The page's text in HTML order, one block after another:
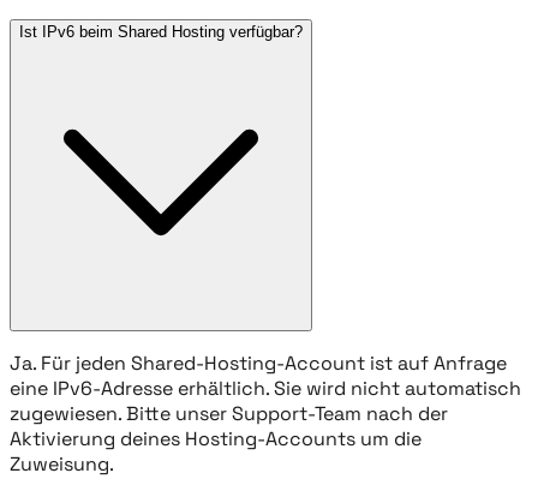
Ist IPv6 beim Shared Hosting verfügbar?
Ja. Für jeden Shared-Hosting-Account ist auf Anfrage
eine IPv6-Adresse erhältlich. Sie wird nicht automatisch
zugewiesen. Bitte unser Support-Team nach der
Aktivierung deines Hosting-Accounts um die
Zuweisung.